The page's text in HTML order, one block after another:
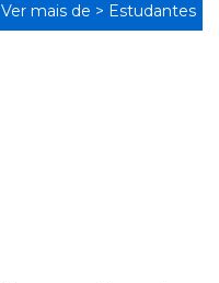
Ver mais de > Estudantes